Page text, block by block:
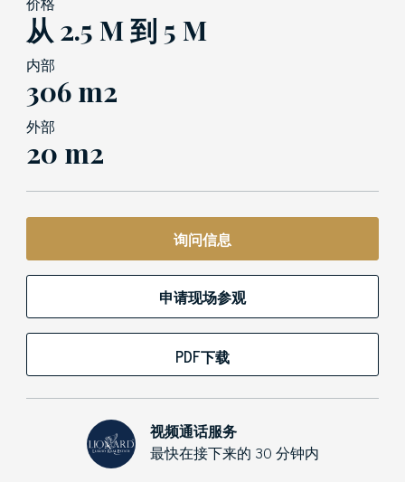
从 2.5 M 到 5 M
内部
306 m2
外部
20 m2
询问信息
申请现场参观
PDF下载
视频通话服务
最快在接下来的 30 分钟内